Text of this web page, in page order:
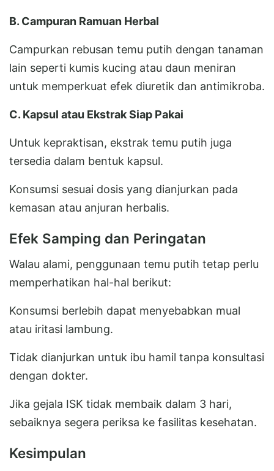
B. Campuran Ramuan Herbal
Campurkan rebusan temu putih dengan tanaman
lain seperti kumis kucing atau daun meniran
untuk memperkuat efek diuretik dan antimikroba.
C. Kapsul atau Ekstrak Siap Pakai
Untuk kepraktisan, ekstrak temu putih juga
tersedia dalam bentuk kapsul.
Konsumsi sesuai dosis yang dianjurkan pada
kemasan atau anjuran herbalis.
Efek Samping dan Peringatan
Walau alami, penggunaan temu putih tetap perlu
memperhatikan hal-hal berikut:
Konsumsi berlebih dapat menyebabkan mual
atau iritasi lambung.
Tidak dianjurkan untuk ibu hamil tanpa konsultasi
dengan dokter.
Jika gejala ISK tidak membaik dalam 3 hari,
sebaiknya segera periksa ke fasilitas kesehatan.
Kesimpulan